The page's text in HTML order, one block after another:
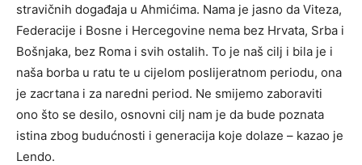
stravičnih događaja u Ahmićima. Nama je jasno da Viteza,
Federacije i Bosne i Hercegovine nema bez Hrvata, Srba i
Bošnjaka, bez Roma i svih ostalih. To je naš cilj i bila je i
naša borba u ratu te u cijelom poslijeratnom periodu, ona
je zacrtana i za naredni period. Ne smijemo zaboraviti
ono što se desilo, osnovni cilj nam je da bude poznata
istina zbog budućnosti i generacija koje dolaze – kazao je
Lendo.